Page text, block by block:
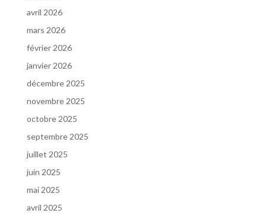
avril 2026
mars 2026
février 2026
janvier 2026
décembre 2025
novembre 2025
octobre 2025
septembre 2025
juillet 2025
juin 2025
mai 2025
avril 2025